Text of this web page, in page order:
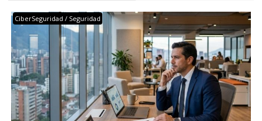
CiberSeguridad / Seguridad